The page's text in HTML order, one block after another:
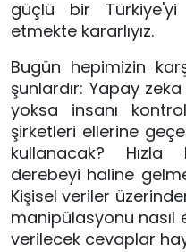
güçlü bir
etmekte kararlıyız.
Bugün hepimizin
şunlardır: Yapay
yoksa insanı
şirketleri ellerine
kullanacak?
derebeyi haline
Kişisel veriler
manipülasyonu nasıl
verilecek cevaplar